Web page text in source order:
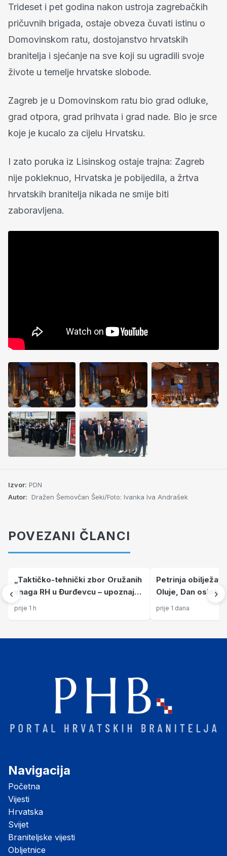
Trideset i pet godina nakon ustroja zagrebačkih
pričuvnih brigada, ostaje obveza čuvati istinu o
Domovinskom ratu, dostojanstvo hrvatskih
branitelja i sjećanje na sve koji su ugradili svoje
živote u temelje hrvatske slobode.
Zagreb je u Domovinskom ratu bio grad odluke,
grad otpora, grad prihvata i grad nade. Bio je srce
koje je kucalo za cijelu Hrvatsku.
I zato poruka iz Lisinskog ostaje trajna: Zagreb
nije pokleknuo, Hrvatska je pobijedila, a žrtva
hrvatskih branitelja nikada ne smije biti
zaboravljena.
Izvor: PDN
Autor: Dražen Šemovčan Šeki/Foto: Ivanka Iva Andrašek
POVEZANI ČLANCI
‹
„Taktičko-tehnički zbor Oružanih
snaga RH u Đurđevcu – upoznajte
Hrvatsku vojsku izbliza“
prije 1 h
Petrinja
Oluje, Dan
hrvatskih
prije 1 dana
›
Navigacija
Početna
Vijesti
Hrvatska
Svijet
Braniteljske vijesti
Obljetnice